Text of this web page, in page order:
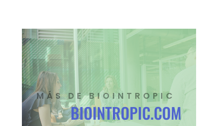
MÁS DE BIOINTROPIC
BIOINTROPIC.COM